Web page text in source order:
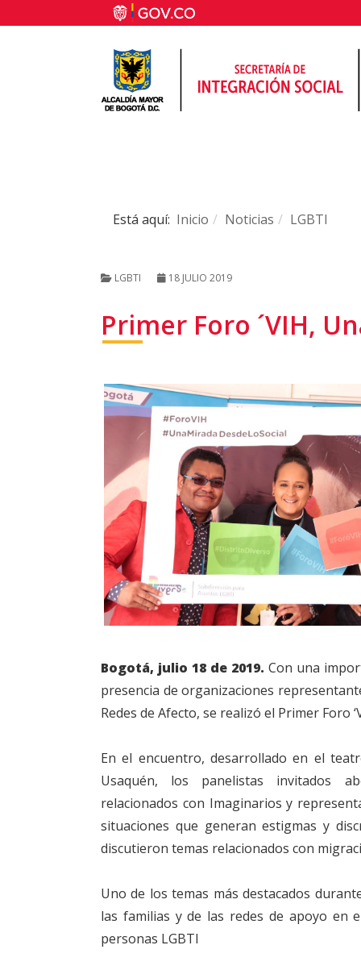
Está aquí: Inicio Noticias LGBTI
LGBTI 18 JULIO 2019
Primer Foro ´VIH,
Bogotá, julio 18 de 2019. Con una
presencia de organizaciones
Redes de Afecto, se realizó el Primer Foro
En el encuentro, desarrollado en el
Usaquén, los panelistas invitados
relacionados con Imaginarios y
situaciones que generan estigmas y
discutieron temas relacionados con
Uno de los temas más destacados
las familias y de las redes de apoyo en
personas LGBTI